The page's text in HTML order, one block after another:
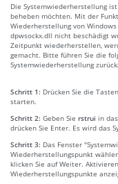
Die Systemwiederherstellung
beheben möchten. Mit der
Wiederherstellung von
dpwsockx.dll nicht beschädigt
Zeitpunkt wiederherstellen,
gemacht. Bitte führen Sie die
Systemwiederherstellung
Schritt 1: Drücken Sie die
starten.
Schritt 2: Geben Sie rstrui in
drücken Sie Enter. Es wird das
Schritt 3: Das Fenster
Wiederherstellungspunkt
klicken Sie auf Weiter.
Wiederherstellungspunkte